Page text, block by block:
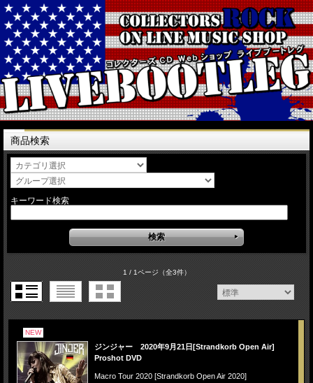
商品検索
キーワード検索
1 / 1ページ（全3件）
NEW
ジンジャー 2020年9月21日[Strandkorb Open Air]
Proshot DVD
Macro Tour 2020 [Strandkorb Open Air 2020]